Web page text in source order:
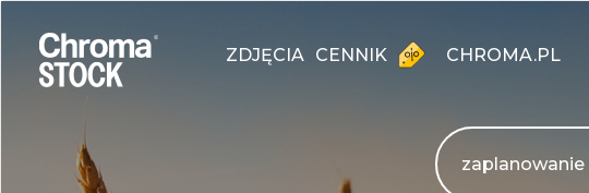
ZDJĘCIA CENNIK CHROMA.PL